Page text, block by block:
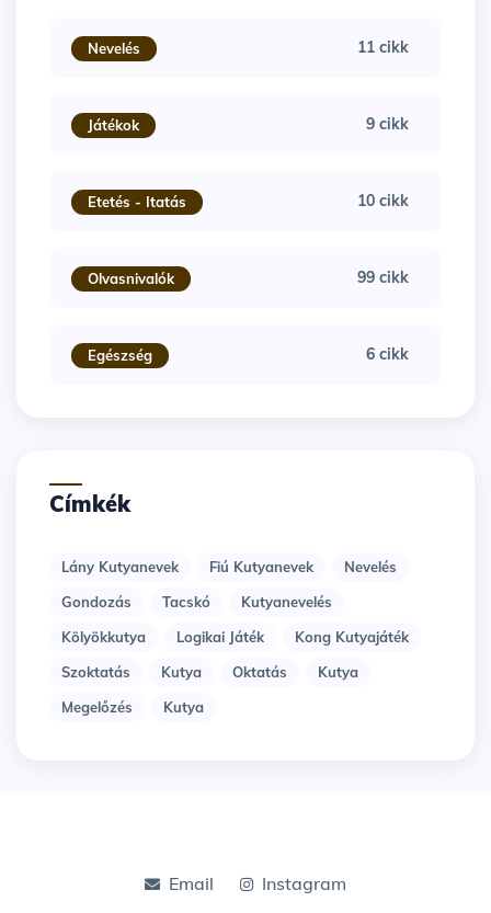
Nevelés 11 cikk
Játékok 9 cikk
Etetés - Itatás 10 cikk
Olvasnivalók 99 cikk
Egészség 6 cikk
Címkék
Lány Kutyanevek Fiú Kutyanevek
Nevelés
Gondozás
Tacskó
Kutyanevelés
Kölyökkutya
Logikai Játék
Kong Kutyajáték
Szoktatás
Kutya Oktatás
Kutya
Megelőzés
Kutya
Email Instagram